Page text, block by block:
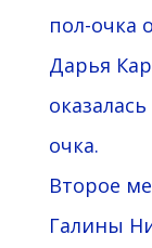
пол-очка
Дарья
очка.
Второе
Галины